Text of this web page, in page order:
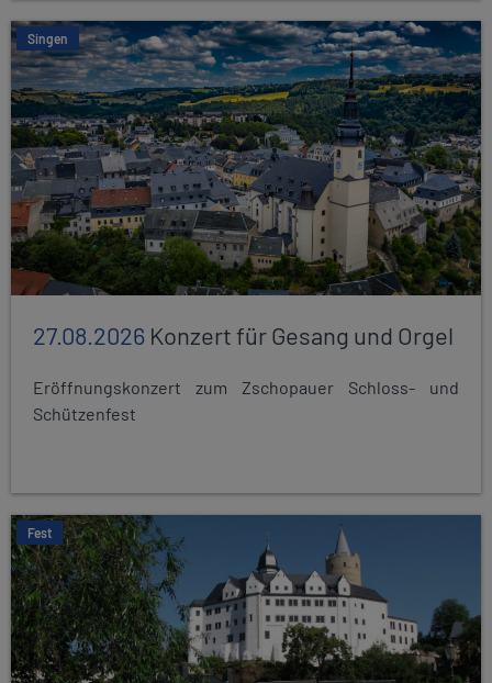
Singen
27.08.2026 Konzert für Gesang und Orgel
Eröffnungskonzert zum Zschopauer Schloss- und
Schützenfest
Fest